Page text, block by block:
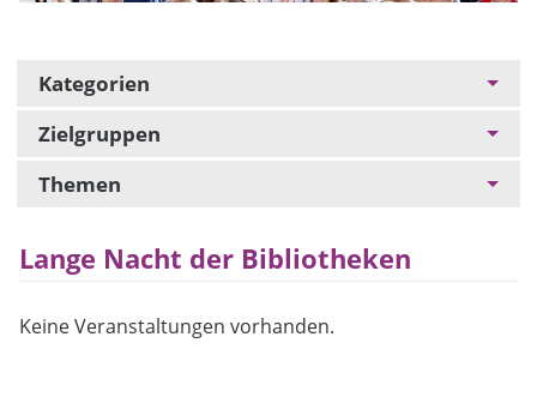
Kategorien
Zielgruppen
Themen
Lange Nacht der Bibliotheken
Keine Veranstaltungen vorhanden.